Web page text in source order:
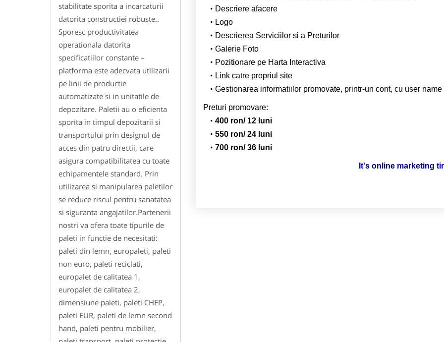
stabilitate sporita a incarcaturii
datorita constructiei robuste..
Sporesc productivitatea
operationala datorita
specificatiilor constante –
platforma este adecvata utilizarii
pe linii de productie
automatizate si in unitatile de
depozitare. Paletii au o eficienta
sporita in timpul depozitarii si
transportului prin designul de
acces din patru directii, care
asigura compatibilitatea cu toate
echipamentele standard. Prin
utilizarea si manipularea paletilor
se reduce riscul pentru sanatatea
si siguranta angajatilor.Partenerii
nostri va ofera toate tipurile de
paleti in functie de necesitati:
paleti din lemn, europaleti, paleti
non euro, paleti reciclati,
europalet de calitatea 1,
europalet de calitatea 2,
dimensiune paleti, paleti CHEP,
paleti EUR, paleti de lemn second
hand, paleti pentru mobilier,
Descriere afacere
Logo
Descrierea Serviciilor si a Preturilor
Galerie Foto
Pozitionare pe Harta Interactiva
Link catre propriul site
Gestionarea informatiilor promovate, printr-un cont, cu user
Preturi promovare:
400 ron/ 12 luni
550 ron/ 24 luni
700 ron/ 36 luni
It's online marketing